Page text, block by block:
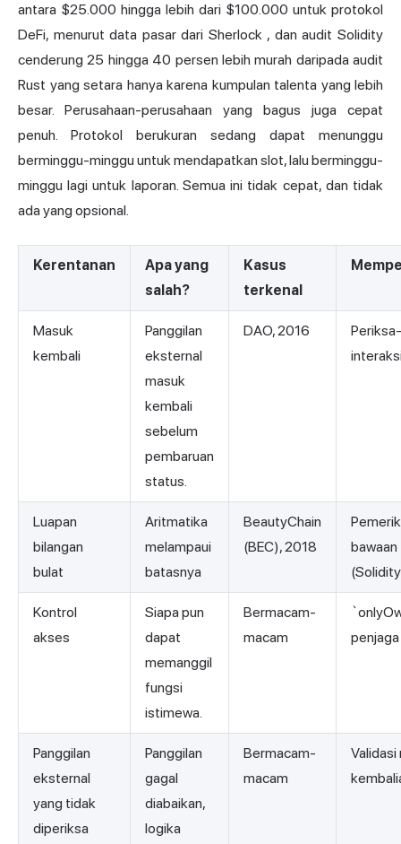
antara $25.000 hingga lebih dari $100.000 untuk protokol
DeFi, menurut data pasar dari Sherlock, dan audit Solidity
cenderung 25 hingga 40 persen lebih murah daripada audit
Rust yang setara hanya karena kumpulan talenta yang lebih
besar. Perusahaan-perusahaan yang bagus juga cepat
penuh. Protokol berukuran sedang dapat menunggu
berminggu-minggu untuk mendapatkan slot, lalu berminggu-
minggu lagi untuk laporan. Semua ini tidak cepat, dan tidak
ada yang opsional.
Kerentanan
Apa yang
salah?
Kasus
terkenal
Masuk
kembali
Panggilan
eksternal
masuk
kembali
sebelum
pembaruan
status.
DAO, 2016
Luapan
bilangan
bulat
Aritmatika
melampaui
batasnya
BeautyChain
(BEC), 2018
bawaan
Kontrol
akses
Siapa pun
dapat
memanggil
fungsi
istimewa.
Bermacam-
macam
Panggilan
eksternal
yang tidak
diperiksa
Panggilan
gagal
diabaikan,
logika
Bermacam-
macam
Validasi